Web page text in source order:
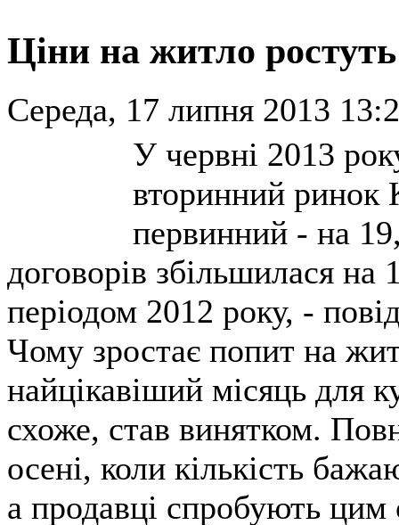
Ціни на житло
Середа, 17 липня 2013
У червні 2013
вторинний ринок
первинний - на
договорів збільшилася на
періодом 2012 року, -
Чому зростає попит на
найцікавіший місяць для
схоже, став винятком.
осені, коли кількість
а продавці спробують цим